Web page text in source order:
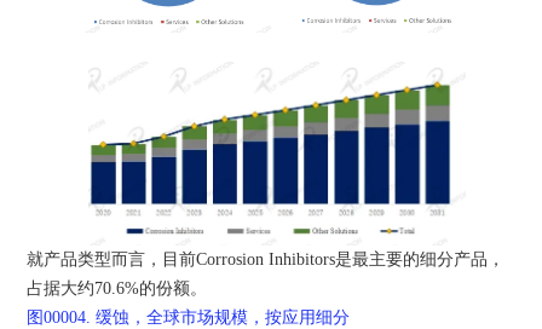
就产品类型而言，目前Corrosion Inhibitors是最主要的细分产品，
占据大约70.6%的份额。
图00004.缓蚀，全球市场规模，按应用细分